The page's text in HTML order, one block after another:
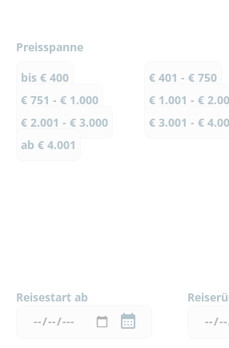
Preisspanne
bis € 400
€ 401 - € 750
€ 751 - € 1.000
€ 1.001 - €
€ 2.001 - € 3.000
€ 3.001 - €
ab € 4.001
Reisestart ab